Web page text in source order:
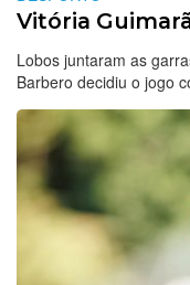
Vitória
Lobos juntaram as
Barbero decidiu o jogo